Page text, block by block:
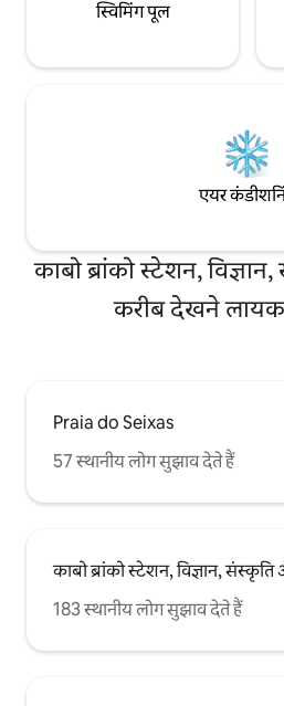
स्विमिंग पूल
एयर
काबो ब्रांको स्टेशन,
करीब देखने
Praia do Seixas
57 स्थानीय लोग सुझाव देते हैं
काबो ब्रांको स्टेशन, विज्ञान,
183 स्थानीय लोग सुझाव देते हैं